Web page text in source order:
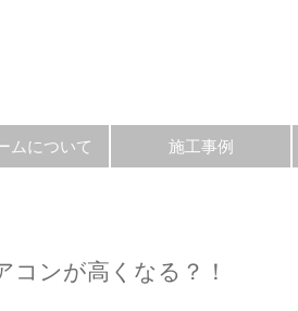
ムについて 施工事例
コンが高くなる？！